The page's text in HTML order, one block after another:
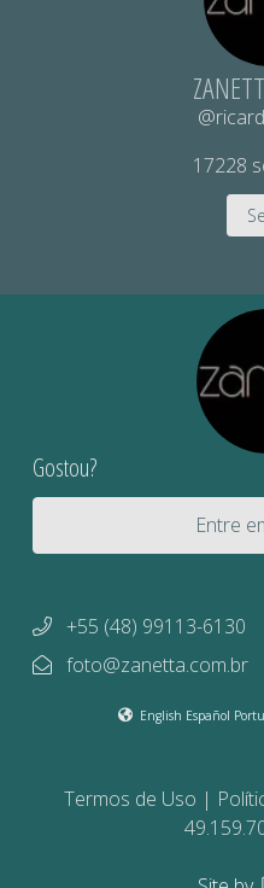
17228
Gostou?
Entre
+55 (48) 99113-6130
foto@zanetta.com.br
English Español
Termos de Uso